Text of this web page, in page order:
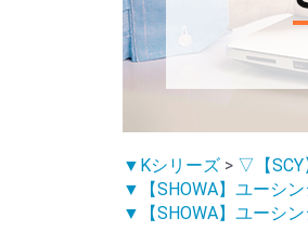
▼Kシリーズ > ▽【SCY
▼【SHOWA】ユーシ
▼【SHOWA】ユーシ